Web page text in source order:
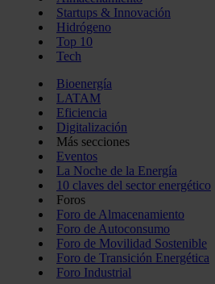
Startups & Innovación
Hidrógeno
Top 10
Tech
Bioenergía
LATAM
Eficiencia
Digitalización
Más secciones
Eventos
La Noche de la Energía
10 claves del sector energético
Foros
Foro de Almacenamiento
Foro de Autoconsumo
Foro de Movilidad Sostenible
Foro de Transición Energética
Foro Industrial